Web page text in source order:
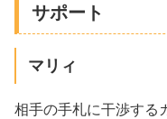
サポート
マリィ
相手の手札に干渉する